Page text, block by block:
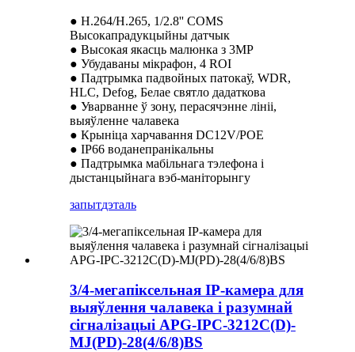
● H.264/H.265, 1/2.8'' COMS
Высокапрадукцыйны датчык
● Высокая якасць малюнка з 3MP
● Убудаваны мікрафон, 4 ROI
● Падтрымка падвойных патокаў, WDR,
HLC, Defog, Белае святло дадаткова
● Уварванне ў зону, перасячэнне лініі,
выяўленне чалавека
● Крыніца харчавання DC12V/POE
● IP66 воданепранікальны
● Падтрымка мабільнага тэлефона і
дыстанцыйнага вэб-маніторынгу
запытдэталь
3/4-мегапіксельная IP-камера для
выяўлення чалавека і разумнай
сігналізацыі APG-IPC-3212C(D)-
MJ(PD)-28(4/6/8)BS